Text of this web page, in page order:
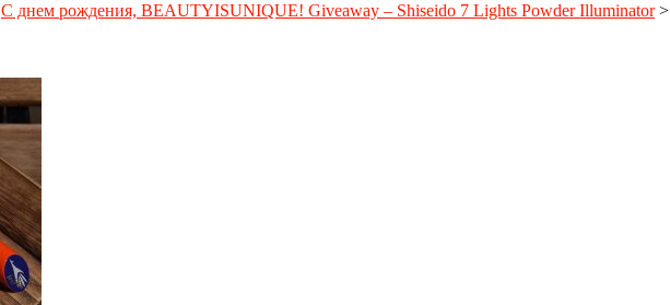
С днем рождения, BEAUTYISUNIQUE! Giveaway – Shiseido 7 Lights Powder Illuminator>